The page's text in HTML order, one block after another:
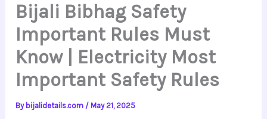
Bijali Bibhag Safety
Important Rules Must
Know | Electricity Most
Important Safety Rules
By bijalidetails.com / May 21, 2025